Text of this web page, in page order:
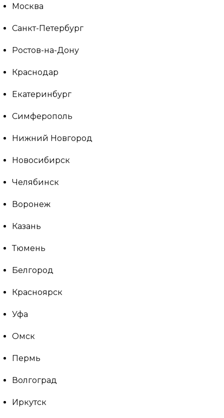
Москва
Санкт-Петербург
Ростов-на-Дону
Краснодар
Екатеринбург
Симферополь
Нижний Новгород
Новосибирск
Челябинск
Воронеж
Казань
Тюмень
Белгород
Красноярск
Уфа
Омск
Пермь
Волгоград
Иркутск